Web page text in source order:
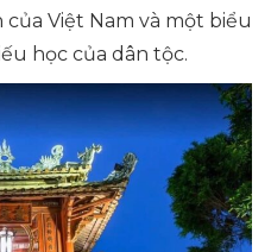
Việt Nam và một biểu
học của dân tộc.